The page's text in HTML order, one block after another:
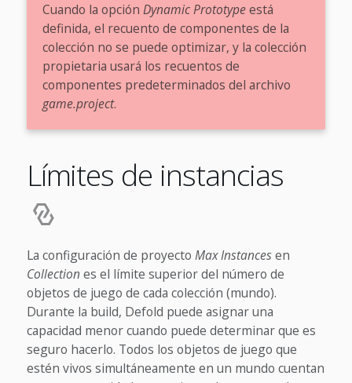
Cuando la opciónDynamic Prototypeestá
definida, el recuento de componentes de la
colección no se puede optimizar, y la colección
propietaria usará los recuentos de
componentes predeterminados del archivo
game.project.
Límites de instancias
La configuración de proyecto Max Instancesen
Collection es el límite superior del número de
objetos de juego de cada colección (mundo).
Durante la build, Defold puede asignar una
capacidad menor cuando puede determinar que es
seguro hacerlo. Todos los objetos de juego que
estén vivos simultáneamente en un mundo cuentan